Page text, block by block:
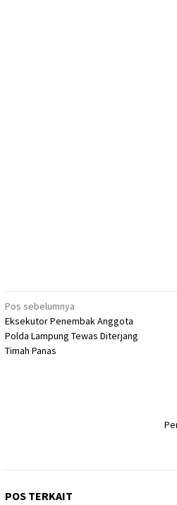
Navigasi
pos
Pos sebelumnya
Eksekutor Penembak Anggota
Polda Lampung Tewas Diterjang
Timah Panas
POS TERKAIT